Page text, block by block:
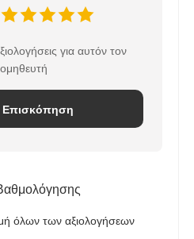
για αυτόν τον
Επισκόπηση
όλων των αξιολογήσεων